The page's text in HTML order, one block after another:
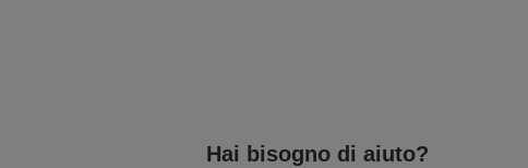
Hai bisogno di aiuto?